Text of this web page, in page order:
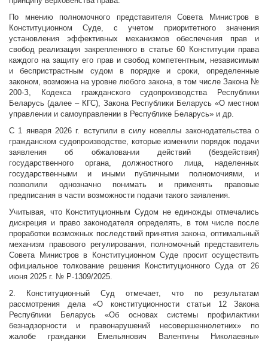
По мнению полномочного представителя Совета Министров в
Конституционном Суде, с учетом приоритетного значения
установления эффективных механизмов обеспечения прав и
свобод реализация закрепленного в статье 60 Конституции права
каждого на защиту его прав и свобод компетентным, независимым
и беспристрастным судом в порядке и сроки, определенные
законом, возможна на уровне любого закона, в том числе Закона №
200-З, Кодекса гражданского судопроизводства Республики
Беларусь (далее – КГС), Закона Республики Беларусь «О местном
управлении и самоуправлении в Республике Беларусь» и др.
С 1 января 2026 г. вступили в силу новеллы законодательства о
гражданском судопроизводстве, которые изменили порядок подачи
заявления об обжаловании действий (бездействия)
государственного органа, должностного лица, наделенных
государственными и иными публичными полномочиями, и
позволили однозначно понимать и применять правовые
предписания в части возможности подачи такого заявления.
Учитывая, что Конституционным Судом не единожды отмечались
дискреция и право законодателя определять, в том числе после
проработки возможных последствий принятия закона, оптимальный
механизм правового регулирования, полномочный представитель
Совета Министров в Конституционном Суде просит осуществить
официальное толкование решения Конституционного Суда от 26
июня 2025 г. № Р-1309/2025.
2. Конституционный Суд отмечает, что по результатам
рассмотрения дела «О конституционности статьи 12 Закона
Республики Беларусь «Об основах системы профилактики
безнадзорности и правонарушений несовершеннолетних» по
жалобе гражданки Емельянович Валентины Николаевны»